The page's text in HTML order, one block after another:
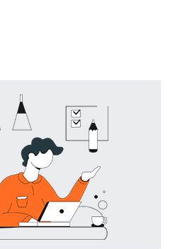
章标题的优势和使用技巧。